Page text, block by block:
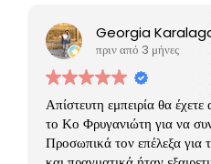
Georgia
πριν από 3 μήνες
Απίστευτη εμπειρία θα έχετε
το Κο Φρυγανιώτη για να
Προσωπικά τον επέλεξα για